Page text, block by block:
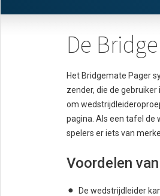
De
Het Bridgemate Pager
zender, die de
om
pagina. Als een tafel de
spelers er iets van
Voordelen
De wedstrijdleider